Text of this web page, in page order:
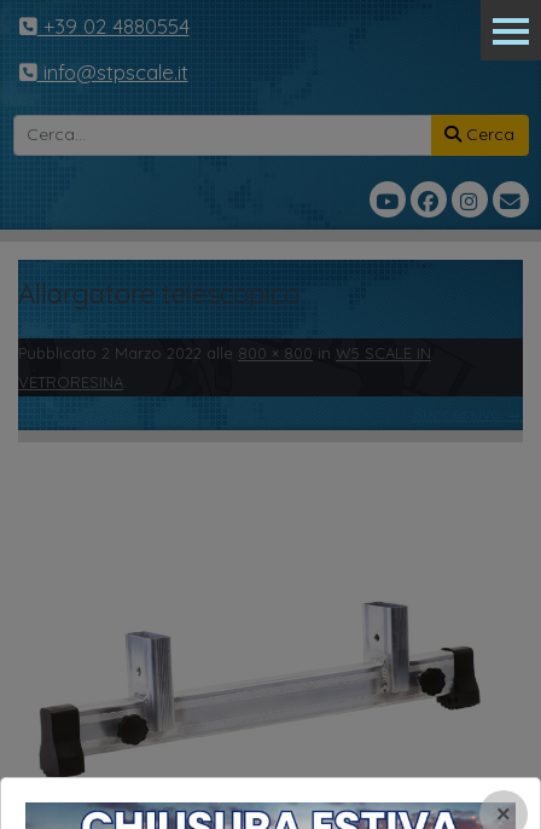
+39 02 4880554
info@stpscale.it
Cerca
Allargatore telescopico
Pubblicato 2 Marzo 2022 alle 800 × 800 in W5 SCALE IN
VETRORESINA
×